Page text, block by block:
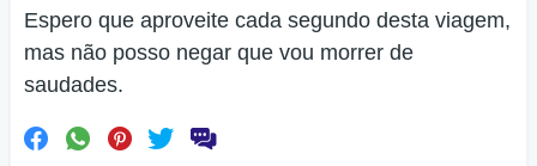
Espero que aproveite cada segundo desta viagem,
mas não posso negar que vou morrer de
saudades.